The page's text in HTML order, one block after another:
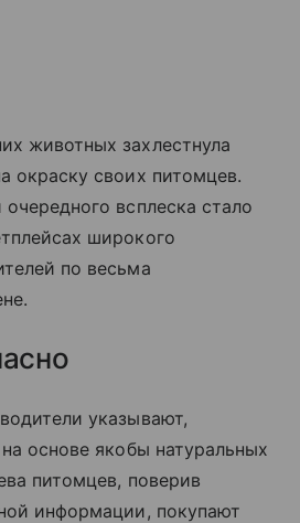
животных захлестнула
окраску своих питомцев.
всплеска стало
широкого
по весьма
указывают,
основе якобы натуральных
питомцев, поверив
информации, покупают